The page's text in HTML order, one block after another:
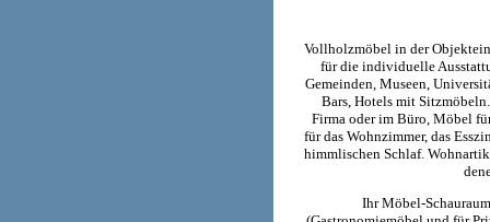
Vollholzmöbel in der
für die individuelle
Gemeinden, Museen,
Bars, Hotels mit
Firma oder im Büro, Möbel
für das Wohnzimmer, das
himmlischen Schlaf.
Ihr Möbel-